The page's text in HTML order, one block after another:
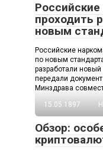
проходить
новым
Российские
по новым
разработали
передали
Минздрава
15.05.1897
Обзор: